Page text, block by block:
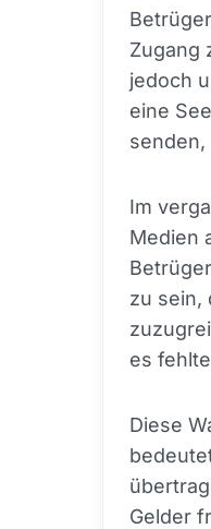
Zugang
jedoch
eine
Im
Medien
zu sein,
es
Diese
Gelder